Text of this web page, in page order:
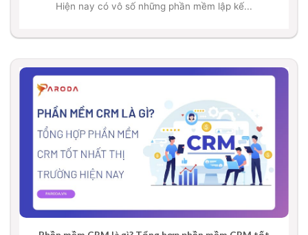
Hiện nay có vô số những phần mềm lập kế...